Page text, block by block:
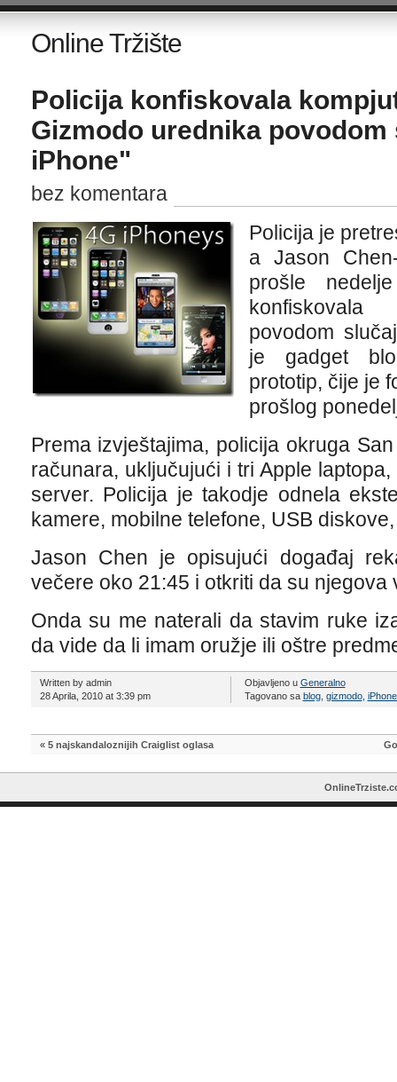
Online Tržište
Policija konfiskovala
Gizmodo urednika
iPhone"
bez komentara
Policija je
a Jason
prošle
povodom
je gadget
prototip, čije je
prošlog
Prema izvještajima, policija okruga
računara, uključujući i tri Apple
server. Policija je takodje odnela
kamere, mobilne telefone, USB
Jason Chen je opisujući događaj
večere oko 21:45 i otkriti da su
Onda su me naterali da stavim ruke
da vide da li imam oružje ili oštre
Written by admin
28 Aprila, 2010 at 3:39 pm
Objavljeno u Generalno
Tagovano sa blog, gizmodo,
« 5 najskandaloznijih Craiglist oglasa